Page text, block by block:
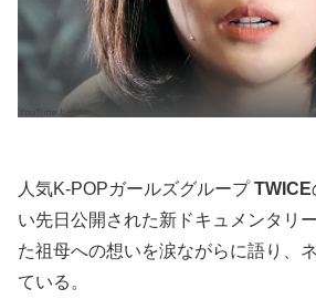
人気K-POPガールズグループTWICE
い先日公開された新ドキュメンタリ
た祖母への想いを涙ながらに語り、
ている。